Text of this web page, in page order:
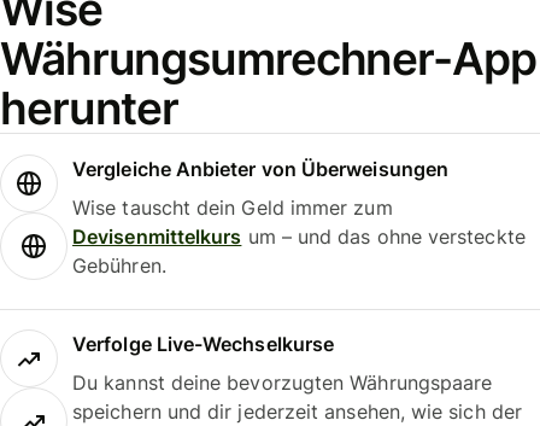
Währungsumrechner-App
herunter
Vergleiche Anbieter von Überweisungen
Wise tauscht dein Geld immer zum
Devisenmittelkurs um – und das ohne versteckte
Gebühren.
Verfolge Live-Wechselkurse
Du kannst deine bevorzugten Währungspaare
speichern und dir jederzeit ansehen, wie sich der